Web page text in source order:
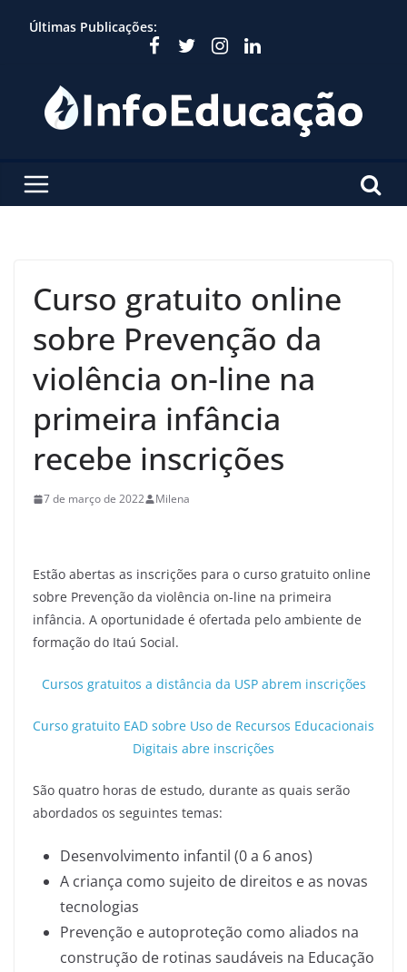
Últimas Publicações:
Curso gratuito online
sobre Prevenção da
violência on-line na
primeira infância
recebe inscrições
7 de março de 2022 Milena
Estão abertas as inscrições para o curso gratuito online
sobre Prevenção da violência on-line na primeira
infância. A oportunidade é ofertada pelo ambiente de
formação do Itaú Social.
Cursos gratuitos a distância da USP abrem inscrições
Curso gratuito EAD sobre Uso de Recursos Educacionais
Digitais abre inscrições
São quatro horas de estudo, durante as quais serão
abordados os seguintes temas:
Desenvolvimento infantil (0 a 6 anos)
A criança como sujeito de direitos e as novas
tecnologias
Prevenção e autoproteção como aliados na
construção de rotinas saudáveis na Educação